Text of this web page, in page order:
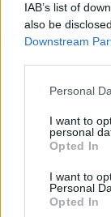
IAB’s list of
also be
Downstream
Please note
not limited to
grant or deny
use your data
consent section.
Personal
I want to
personal
Opted In
I want to
Personal
Opted In